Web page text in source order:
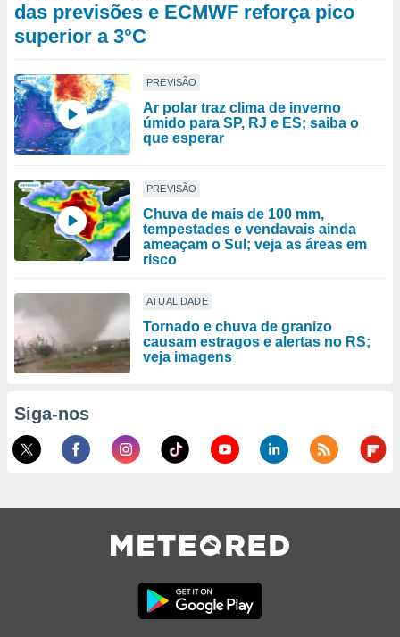
das previsões e ECMWF reforça pico
superior a 3°C
PREVISÃO
Ar polar traz clima de inverno
úmido para SP, RJ e ES; saiba o
que esperar
PREVISÃO
Chuva de mais de 100 mm,
tempestades e vendavais ainda
ameaçam o Sul; veja as áreas em
risco
ATUALIDADE
Tornado e chuva de granizo
causam estragos e alertas no RS;
veja imagens
Siga-nos